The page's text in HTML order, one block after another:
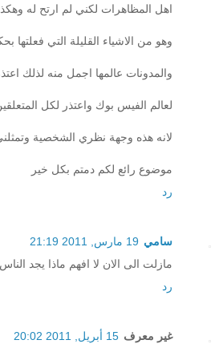
اهل المظاهرات لكني لم ارتح له
وهو من الاشياء القليلة التي فعلتها
والمدونات عالمها اجمل منه لذلك
لعالم الفيس بوك واعتذر لكل
لانه هذه وجهة نظري الشخصية
موضوع رائع لكم دمتم بكل خير
رد
سامي 19 مارس, 2011 21:19
مازلت الى الان لا افهم ماذا يجد
رد
غير معرف 15 أبريل, 2011 20:02